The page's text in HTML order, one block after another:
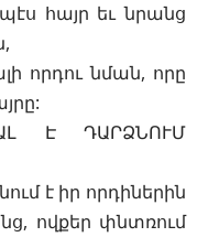
հայր եւ նրանց
որդու նման, որը
Է ԴԱՐՁՆՈՒՄ
է իր որդիներին
ովքեր փնտռում